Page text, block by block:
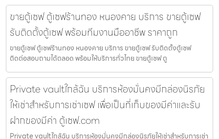
ขายตู้เซฟ ตู้เซฟร้านทอง หนองคาย บริการ ขายตู้เซฟ
รับติดตั้งตู้เซฟ พร้อมทีมงานมืออาชีพ ราคาถูก
ขายตู้เซฟ ตู้เซฟร้านทอง หนองคาย บริการ ขายตู้เซฟ รับติดตั้งตู้เซฟ
ติดต่อสอบถามได้ตลอด พร้อมให้บริการทั่วไทย ขายตู้เซฟ ตู
Private vaultใกล้ฉัน บริการห้องมั่นคงมีกล่องนิรภัย
ให้เช่าสำหรับการเช่าเซฟ เพื่อเป็นที่เก็บของมีค่าและรับ
ฝากของมีค่า ตู้เซฟ.com
Private vaultใกล้ฉัน บริการห้องมั่นคงมีกล่องนิรภัยให้เช่าสำหรับการเช่า